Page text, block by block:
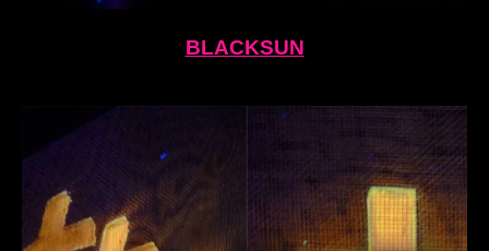
BLACKSUN